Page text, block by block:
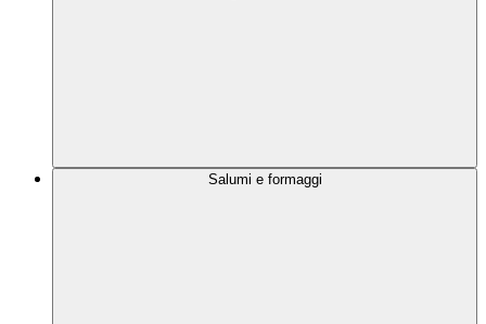
Salumi e formaggi